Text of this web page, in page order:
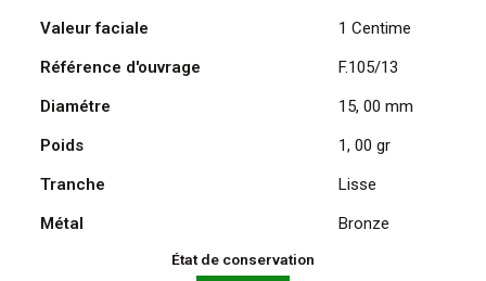
1911Valeur faciale
1 Centime
Référence d'ouvrage
F.105/13
Diamétre
15, 00 mm
Poids
1, 00 gr
Tranche
Lisse
Métal
Bronze
État de conservation